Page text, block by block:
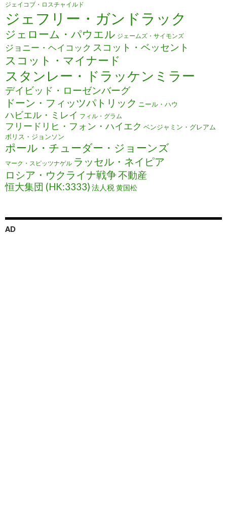
ジェイコブ・ロスチャイルド
ジェフリー・ガンドラック
ジェローム・パウエル ジェームズ・サイモンズ
ジョニー・ヘイコック スコット・ベッセント
スコット・マイナード
スタンレー・ドラッケンミラー
デイビッド・ローゼンバーグ
ドーン・フィッツパトリック ニール・ハウ
ハビエル・ミレイ フィル・グラム
フリードリヒ・フォン・ハイエク ベンジャミン・グレアム
ボリス・ジョンソン
ポール・チューダー・ジョーンズ
マーク・スピッツナゲル ラッセル・ネイピア
ロシア・ウクライナ戦争不動産
恒大集団 (HK:3333) 法人税黄国松
AD